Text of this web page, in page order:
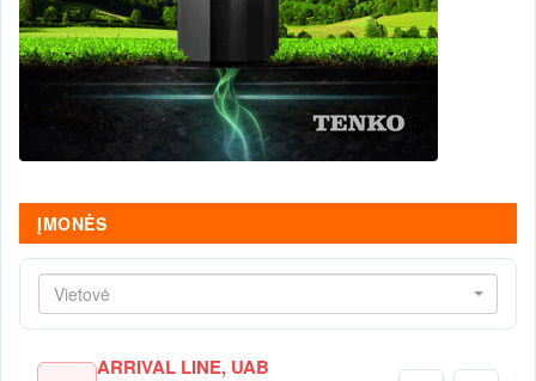
ĮMONĖS
Vietovė
ARRIVAL LINE, UAB